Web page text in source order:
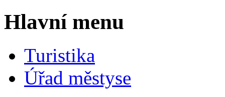
Hlavní menu
Turistika
Úřad městyse